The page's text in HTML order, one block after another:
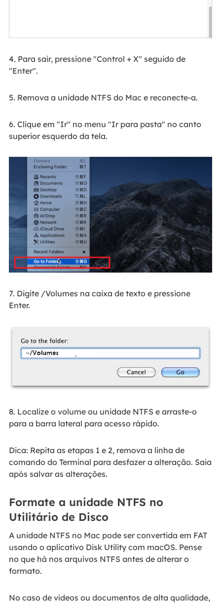
4. Para sair, pressione "Control + X" seguido de
"Enter".
5. Remova a unidade NTFS do Mac e reconecte-a.
6. Clique em "Ir" no menu "Ir para pasta" no canto
superior esquerdo da tela.
7. Digite /Volumes na caixa de texto e pressione
Enter.
8. Localize o volume ou unidade NTFS e arraste-o
para a barra lateral para acesso rápido.
Dica: Repita as etapas 1 e 2, remova a linha de
comando do Terminal para desfazer a alteração. Saia
após salvar as alterações.
Formate a unidade NTFS no
Utilitário de Disco
A unidade NTFS no Mac pode ser convertida em FAT
usando o aplicativo Disk Utility com macOS. Pense
no que há nos arquivos NTFS antes de alterar o
formato.
No caso de vídeos ou documentos de alta qualidade,